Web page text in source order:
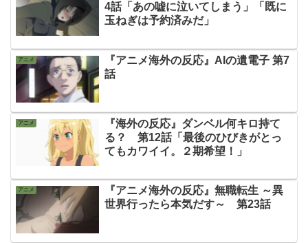
4話「あの嘘に泣いてしまう」「既に
玉ねぎは予約済みだ」
アニメ
『アニメ海外の反応』AIの遺電子 第7
話
アニメ
『海外の反応』ダンベル何キロ持て
る？ 第12話「最後のひびきがとっ
てもカワイイ。２期希望！」
アニメ
『アニメ海外の反応』無職転生 ～異
世界行ったら本気だす～ 第23話